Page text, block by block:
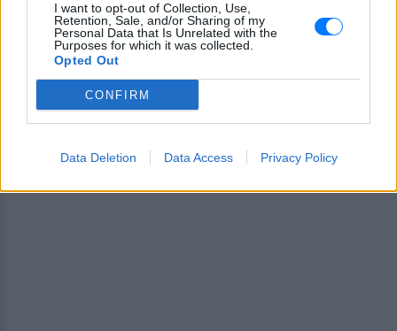
I want to opt-out of Collection, Use,
Retention, Sale, and/or Sharing of my
Personal Data that Is Unrelated with the
Purposes for which it was collected.
Opted Out
CONFIRM
Data Deletion Data Access Privacy Policy